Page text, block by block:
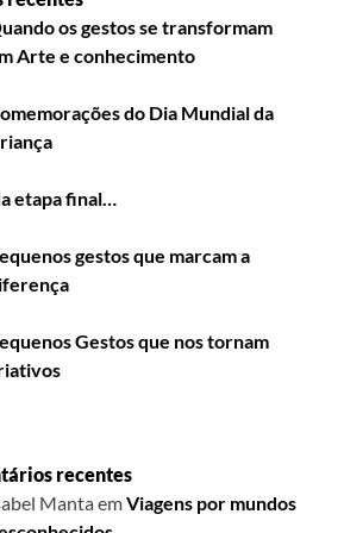
os gestos se transformam
Arte e conhecimento
do Dia Mundial da
etapa final…
gestos que marcam a
Gestos que nos tornam
recentes
MantaemViagens por mundos